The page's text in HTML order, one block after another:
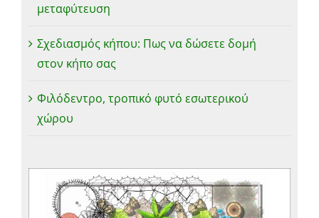
μεταφύτευση
Σχεδιασμός κήπου: Πως να δώσετε δομή
στον κήπο σας
Φιλόδεντρο, τροπικό φυτό εσωτερικού
χώρου